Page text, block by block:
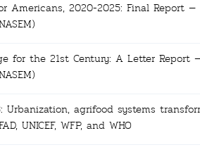
Americans, 2020-2025: Final Report —
for the 21st Century: A Letter Report
agrifood systems
UNICEF, WFP, and WHO